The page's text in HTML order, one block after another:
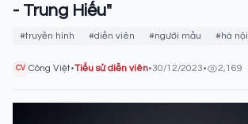
- Trung Hiếu"
#truyền hình #diễn viên #người mẫu #hà nội
CV Công Việt•Tiểu sử diễn viên•30/12/2023• 2,169